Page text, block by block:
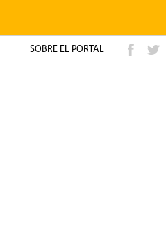
SOBRE EL PORTAL